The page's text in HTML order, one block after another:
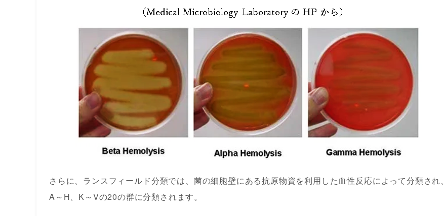
さらに、ランスフィールド分類では、菌の細胞壁にある抗原物資を利用した血性反応によって分類され、
A～H、K～Vの20の群に分類されます。